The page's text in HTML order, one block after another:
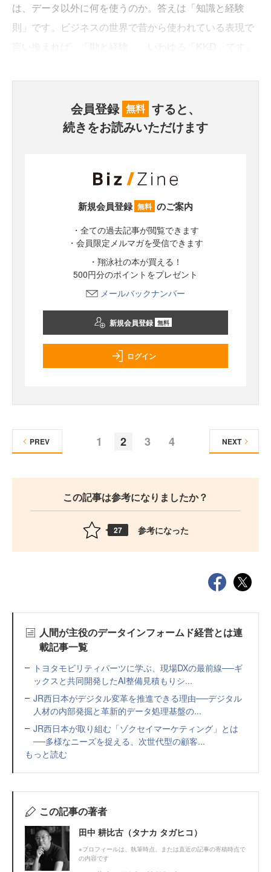
は、データ以外に何を使うのか。答えは「知識と経験
則」です。ビジネスの世界で昔から使われている表現で
会員登録 無料 すると、
続きをお読みいただけます
新規会員登録 無料 のご案内
・全ての過去記事が閲覧できます
・会員限定メルマガを受信できます
・翔泳社の本が買える！
500円分のポイントをプレゼント
メールバックナンバー
新規会員登録 無料
ログイン
1 2 3 4
PREV NEXT
この記事は参考になりましたか？
27 参考になった
人間が主役のデータインフォームド経営とは連
載記事一覧
トヨタモビリティパーツに学ぶ、現場DXの最前線──ギ
ックスと共同開発したAI整備見積もりシ...
JR西日本がデジタル変革を推進できる理由──デジタル
人材の内部発掘と革新的データ処理基盤の...
JR西日本が取り組む「ゾクセイマーケティング」とは
──多様なニーズを捉える、次世代型の顧客...
もっと読む
この記事の著者
田中 耕比古（タナカ タガヒコ）
※プロフィールは、執筆時点、または直近の記事の寄稿時点で
の内容です